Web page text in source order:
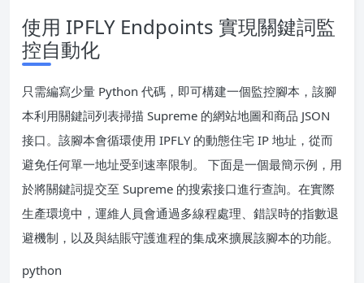
使用 IPFLY Endpoints 實現關鍵詞監
控自動化
只需編寫少量 Python 代碼，即可構建一個監控腳本，該腳
本利用關鍵詞列表掃描 Supreme 的網站地圖和商品 JSON
接口。該腳本會循環使用 IPFLY 的動態住宅 IP 地址，從而
避免任何單一地址受到速率限制。 下面是一個最簡示例，用
於將關鍵詞提交至 Supreme 的搜索接口進行查詢。在實際
生產環境中，運維人員會通過多線程處理、錯誤時的指數退
避機制，以及與結賬守護進程的集成來擴展該腳本的功能。
python